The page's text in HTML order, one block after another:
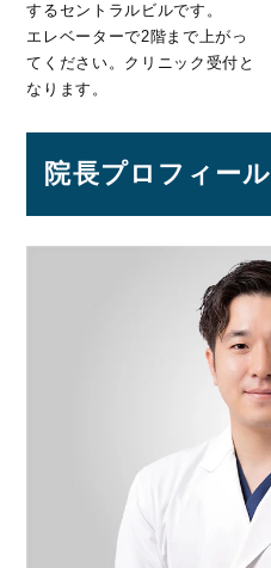
するセントラルビルです。
エレベーターで2階まで上がっ
てください。クリニック受付と
なります。
院長プロフィール